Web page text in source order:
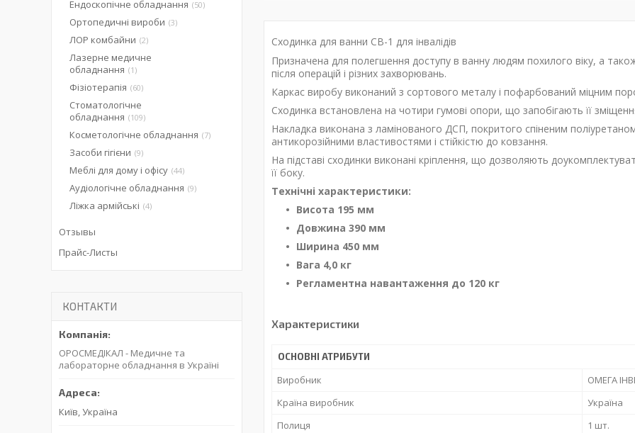
Сходинка для ванни СВ-1 для інвалідів
Призначена для полегшення доступу в ванну людям похилого віку, а
після операцій і різних захворювань.
Каркас виробу виконаний з сортового металу і пофарбований міцним
Сходинка встановлена на чотири гумові опори, що запобігають її
Накладка виконана з ламінованого ДСП, покритого спіненим
антикорозійними властивостями і стійкістю до ковзання.
На підставі сходинки виконані кріплення, що дозволяють
її боку.
Технічні характеристики:
Висота 195 мм
Довжина 390 мм
Ширина 450 мм
Вага 4,0 кг
Регламентна навантаження до 120 кг
Характеристики
ОСНОВНІ АТРИБУТИ
Виробник
ОМЕГА
Країна виробник
Україна
Полиця
1 шт.
Ендоскопічне обладнання 50
Ортопедичні вироби 3
ЛОР комбайни 2
Лазерне медичне
обладнання
1
Фізіотерапія 60
Стоматологічне
обладнання
109
Косметологічне обладнання 7
Засоби гігієни 9
Меблі для дому і офісу 44
Аудіологічне обладнання 9
Ліжка армійські 4
Отзывы
Прайс-Листы
КОНТАКТИ
ОРОСМЕДІКАЛ - Медичне та
лабораторне обладнання в Україні
Київ, Україна